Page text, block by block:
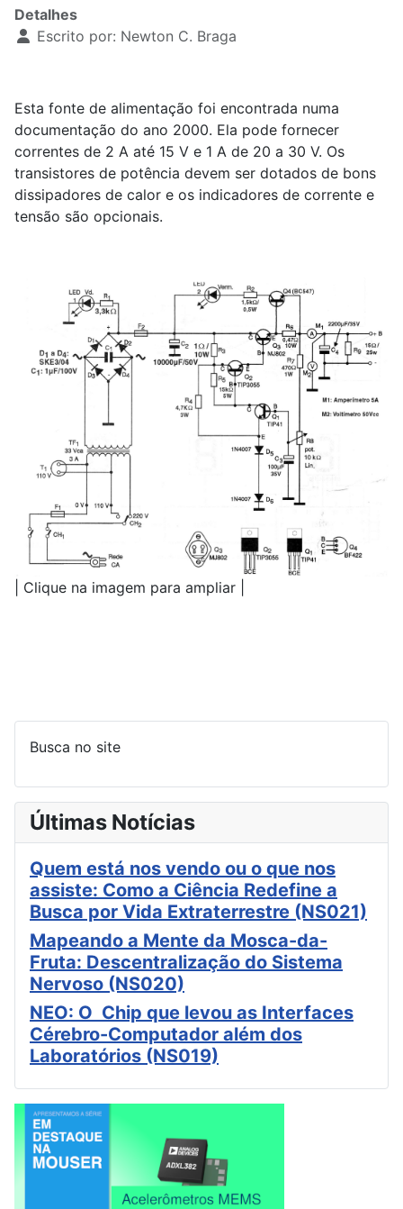
Detalhes
Escrito por: Newton C. Braga
Esta fonte de alimentação foi encontrada numa
documentação do ano 2000. Ela pode fornecer
correntes de 2 A até 15 V e 1 A de 20 a 30 V. Os
transistores de potência devem ser dotados de bons
dissipadores de calor e os indicadores de corrente e
tensão são opcionais.
| Clique na imagem para ampliar |
Busca no site
Últimas Notícias
Quem está nos vendo ou o que nos
assiste: Como a Ciência Redefine a
Busca por Vida Extraterrestre (NS021)
Mapeando a Mente da Mosca-da-
Fruta: Descentralização do Sistema
Nervoso (NS020)
NEO: O Chip que levou as Interfaces
Cérebro-Computador além dos
Laboratórios (NS019)